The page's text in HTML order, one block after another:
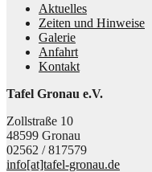
Aktuelles
Zeiten und Hinweise
Galerie
Anfahrt
Kontakt
Tafel Gronau e.V.
Zollstraße 10
48599 Gronau
02562 / 817579
info[at]tafel-gronau.de